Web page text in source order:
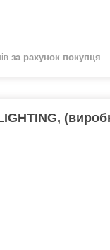
за рахунок покупця